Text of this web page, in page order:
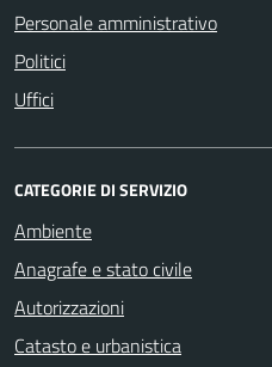
Personale amministrativo
Politici
Uffici
CATEGORIE DI SERVIZIO
Ambiente
Anagrafe e stato civile
Autorizzazioni
Catasto e urbanistica